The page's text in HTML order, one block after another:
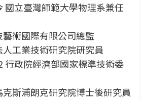
國立臺灣師範大學物理系兼任
術國際有限公司總監
工業技術研究院研究員
院經濟部國家標準技術委
斯浦朗克研究院博士後研究員